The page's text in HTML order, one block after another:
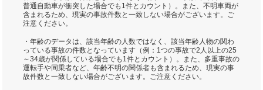
普通自動車が衝突した場合でも1件とカウント）。また、不明車両が
含まれるため、現実の事故件数と一致しない場合がございます。ご
注意ください。
・年齢のデータは、該当年齢の人数ではなく、該当年齢人物の関わ
っている事故の件数となっています（例：1つの事故で2人以上の25
～34歳が関係している場合でも1件とカウント）。また、多重事故の
運転手や同乗者など、年齢不明の関係者も含まれるため、現実の事
故件数と一致しない場合がございます。ご注意ください。